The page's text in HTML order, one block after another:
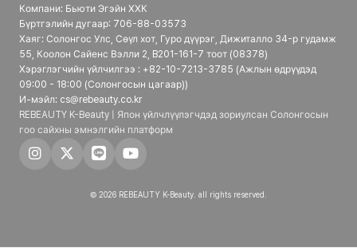
Компани: Бьюти Эгэйн ХХК
Бүртгэлийн дугаар: 706-88-03573
Хаяг: Солонгос Улс, Сөүл хот, Гуро дүүрэг, Дижиталло 34-р гудамж
55, Коолон Сайенс Вэлли 2, B201-161-7 тоот (08378)
Хэрэглэгчийн үйлчилгээ : +82-10-7213-3785 (Ажлын өдрүүдэд
09:00 - 18:00 (Солонгосын цагаар))
И-мэйл: cs@rebeauty.co.kr
REBEAUTY K-Beauty | Япон үйлчлүүлэгчдэд зориулсан Солонгосын
гоо сайхны эмнэлгийн платформ
© 2026 REBEAUTY K-Beauty. all rights reserved.